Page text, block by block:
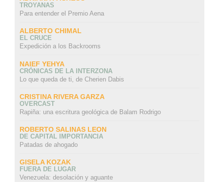
TROYANAS
Para entender el Premio Aena
ALBERTO CHIMAL
EL CRUCE
Expedición a los Backrooms
NAIEF YEHYA
CRÓNICAS DE LA INTERZONA
Lo que queda de ti, de Cherien Dabis
CRISTINA RIVERA GARZA
OVERCAST
Rapiña: una escritura geológica de Balam Rodrigo
ROBERTO SALINAS LEON
DE CAPITAL IMPORTANCIA
Patadas de ahogado
GISELA KOZAK
FUERA DE LUGAR
Venezuela: desolación y aguante